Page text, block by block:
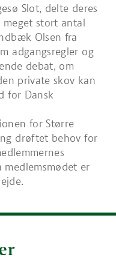
Slot, delte deres
stort antal
Olsen fra
adgangsregler og
debat, om
private skov kan
for Dansk
for Større
drøftet behov for
er